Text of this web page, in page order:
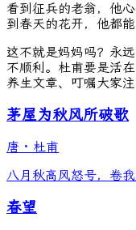
看到征兵的老翁，他
到春天的花开，他都
这不就是妈妈吗？永
不顺利。杜甫要是活
养生文章、叮嘱大家注
茅屋为秋风所破歌
唐 · 杜甫
八月秋高风怒号，卷我
春望